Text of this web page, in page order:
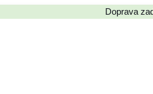
Doprava